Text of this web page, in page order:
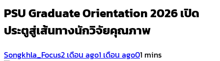
PSU Graduate Orientation 2026 เปิด
ประตูสู่เส้นทางนักวิจัยคุณภาพ
Songkhla_Focus2 เดือน ago1 เดือน ago01 mins